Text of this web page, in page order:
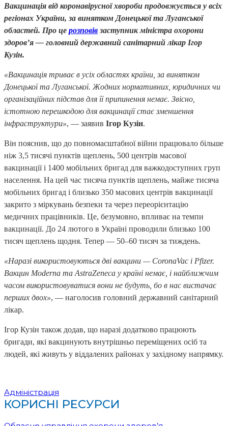
Вакцинація від коронавірусної хвороби продовжується у всіх
регіонах України, за винятком Донецької та Луганської
областей. Про це розповів заступник міністра охорони
здоров’я — головний державний санітарний лікар Ігор
Кузін.
«Вакцинація триває в усіх областях країни, за винятком
Донецької та Луганської. Жодних нормативних, юридичних чи
організаційних підстав для її припинення немає. Звісно,
істотною перешкодою для вакцинації стає зменшення
інфраструктури», — заявив Ігор Кузін.
Він пояснив, що до повномасштабної війни працювало більше
ніж 3,5 тисячі пунктів щеплень, 500 центрів масової
вакцинації і 1400 мобільних бригад для важкодоступних груп
населення. На цей час тисяча пунктів щеплень, майже тисяча
мобільних бригад і близько 350 масових центрів вакцинації
закрито з міркувань безпеки та через переорієнтацію
медичних працівників. Це, безумовно, впливає на темпи
вакцинації. До 24 лютого в Україні проводили близько 100
тисяч щеплень щодня. Тепер — 50–60 тисяч за тиждень.
«Наразі використовуються дві вакцини — CoronaVac і Pfizer.
Вакцин Moderna та AstraZeneca у країні немає, і найближчим
часом використовуватися вони не будуть, бо в нас вистачає
перших двох», — наголосив головний державний санітарний
лікар.
Ігор Кузін також додав, що наразі додатково працюють
бригади, які вакцинують внутрішньо переміщених осіб та
людей, які живуть у віддалених районах у західному напрямку.
Адміністрація
КОРИСНІ РЕСУРСИ